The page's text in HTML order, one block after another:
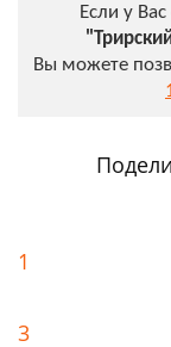
Если у
Вы можете
1
3